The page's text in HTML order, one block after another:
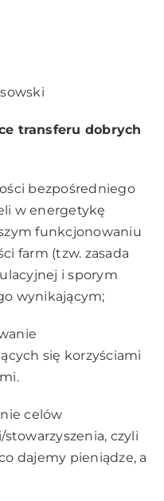
transferu dobrych
bezpośredniego
w energetykę
funkcjonowaniu
farm (tzw. zasada
i sporym
wynikającym;
się korzyściami
celów
czyli
dajemy pieniądze, a